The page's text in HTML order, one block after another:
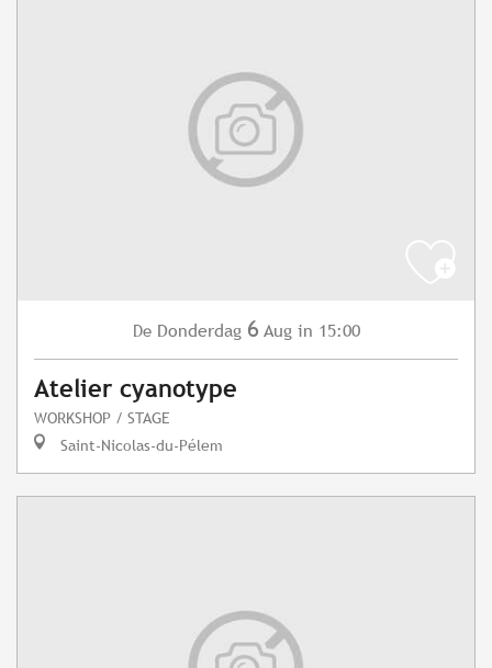
De Donderdag 6 Aug in 15:00
Atelier cyanotype
WORKSHOP / STAGE
Saint-Nicolas-du-Pélem